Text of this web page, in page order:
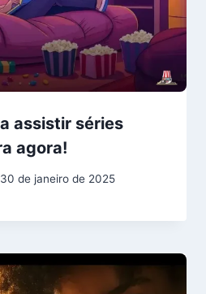
assistir séries
agora!
30 de janeiro de 2025